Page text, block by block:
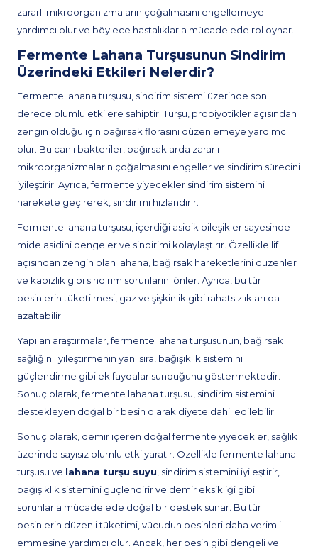
zararlı mikroorganizmaların çoğalmasını engellemeye
yardımcı olur ve böylece hastalıklarla mücadelede rol oynar.
Fermente Lahana Turşusunun Sindirim
Üzerindeki Etkileri Nelerdir?
Fermente lahana turşusu, sindirim sistemi üzerinde son
derece olumlu etkilere sahiptir. Turşu, probiyotikler açısından
zengin olduğu için bağırsak florasını düzenlemeye yardımcı
olur. Bu canlı bakteriler, bağırsaklarda zararlı
mikroorganizmaların çoğalmasını engeller ve sindirim sürecini
iyileştirir. Ayrıca, fermente yiyecekler sindirim sistemini
harekete geçirerek, sindirimi hızlandırır.
Fermente lahana turşusu, içerdiği asidik bileşikler sayesinde
mide asidini dengeler ve sindirimi kolaylaştırır. Özellikle lif
açısından zengin olan lahana, bağırsak hareketlerini düzenler
ve kabızlık gibi sindirim sorunlarını önler. Ayrıca, bu tür
besinlerin tüketilmesi, gaz ve şişkinlik gibi rahatsızlıkları da
azaltabilir.
Yapılan araştırmalar, fermente lahana turşusunun, bağırsak
sağlığını iyileştirmenin yanı sıra, bağışıklık sistemini
güçlendirme gibi ek faydalar sunduğunu göstermektedir.
Sonuç olarak, fermente lahana turşusu, sindirim sistemini
destekleyen doğal bir besin olarak diyete dahil edilebilir.
Sonuç olarak, demir içeren doğal fermente yiyecekler, sağlık
üzerinde sayısız olumlu etki yaratır. Özellikle fermente lahana
turşusu ve lahana turşu suyu sindirim sistemini iyileştirir,
bağışıklık sistemini güçlendirir ve demir eksikliği gibi
sorunlarla mücadelede doğal bir destek sunar. Bu tür
besinlerin düzenli tüketimi, vücudun besinleri daha verimli
emmesine yardımcı olur. Ancak, her besin gibi dengeli ve